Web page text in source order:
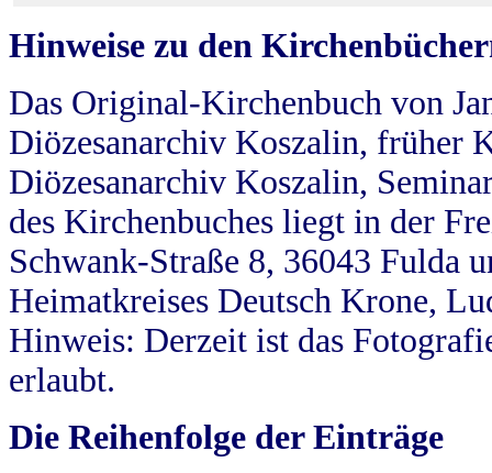
Hinweise zu den
Das Original-Kirchenbuch von
Diözesanarchiv Koszalin, früher
Diözesanarchiv Koszalin,
des Kirchenbuches liegt in der
Schwank-Straße 8, 36043 Fulda
Heimatkreises Deutsch Krone,
Hinweis: Derzeit ist das
erlaubt.
Die Reihenfolge der Einträge